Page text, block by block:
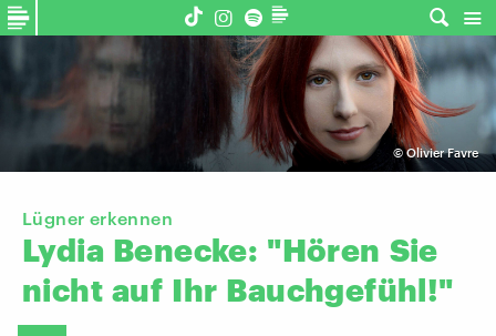
©Olivier Favre
Lügner erkennen
Lydia Benecke: "Hören Sie
nicht auf Ihr Bauchgefühl!"